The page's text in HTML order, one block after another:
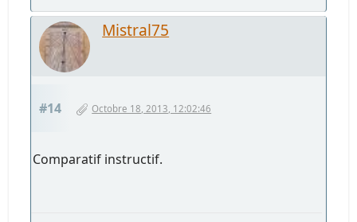
Mistral75
#14 Octobre 18, 2013, 12:02:46
Comparatif instructif.